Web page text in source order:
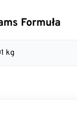
Formuła
kg